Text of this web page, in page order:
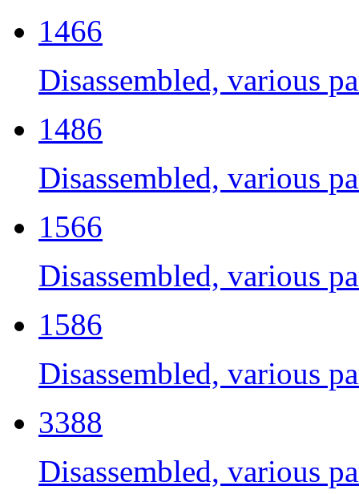
1466
Disassembled, various
1486
Disassembled, various
1566
Disassembled, various
1586
Disassembled, various
3388
Disassembled, various